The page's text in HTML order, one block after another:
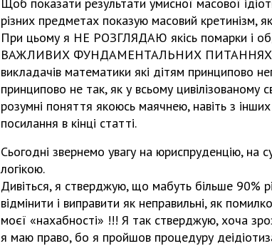
різних предметах показую масовий кретинізм,
При цьому я НЕ РОЗГЛЯДАЮ якісь помарки і
ВАЖЛИВИХ ФУНДАМЕНТАЛЬНИХ ПИТАННЯХ. Я
викладачів математики які дітям принципово
принципово не так, як у всьому цивілізованому
розумні поняття якоюсь маячнею, навіть з
посилання в кінці статті.
Сьогодні звернемо увагу на юриспруденцію, на
логікою.
Дивіться, я стверджую, що мабуть більше 90%
відмінити і виправити як неправильні, як
моєї «нахабності» !!! Я так стверджую, хоча
я маю право, бо я пройшов процедуру